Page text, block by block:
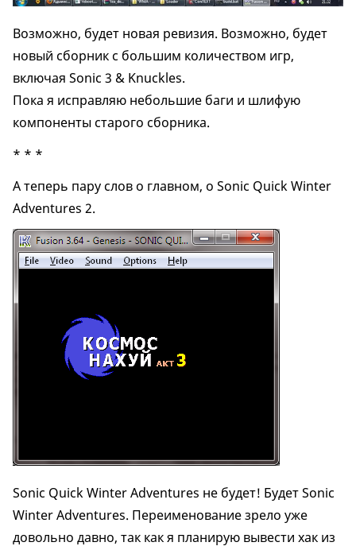
Возможно, будет новая ревизия. Возможно, будет
новый сборник с большим количеством игр,
включая Sonic 3 & Knuckles.
Пока я исправляю небольшие баги и шлифую
компоненты старого сборника.
* * *
А теперь пару слов о главном, о Sonic Quick Winter
Adventures 2.
Sonic Quick Winter Adventures не будет! Будет Sonic
Winter Adventures. Переименование зрело уже
довольно давно, так как я планирую вывести хак из